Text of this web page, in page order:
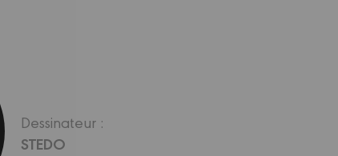
Dessinateur :
STEDO